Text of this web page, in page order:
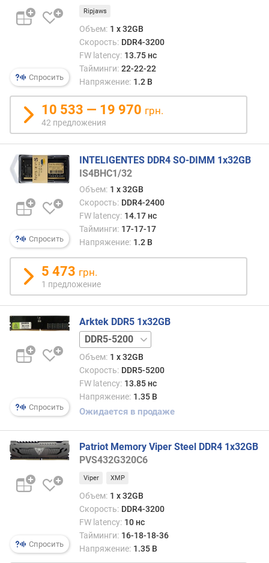
л
о
и
б
ъ
е
м
а
м
т
и
к
о
м
п
л
е
к
т
Б
)
о
б
е
м
я
т
Спросить
CL18
Ripjaws
Объем: 1 x 32GB
Скорость: DDR4-3200
FW latency: 13.75 нс
Тайминги: 22-22-22
Напряжение: 1.2 В
10 533 — 19 970 грн.
42 предложения
Спросить
INTELIGENTES DDR4 SO-DIMM 1x32GB
IS4BHC1/32
Объем: 1 x 32GB
Скорость: DDR4-2400
FW latency: 14.17 нс
Тайминги: 17-17-17
Напряжение: 1.2 В
5 473 грн.
1 предложение
Спросить
Arktek DDR5 1x32GB
DDR5-
4800
Объем: 1 x 32GB
Скорость: DDR5-5200
FW latency: 13.85 нс
Напряжение: 1.35 В
Ожидается в продаже
Спросить
Patriot Memory Viper Steel DDR4 1x32GB
PVS432G320C6
Viper XMP
Объем: 1 x 32GB
Скорость: DDR4-3200
FW latency: 10 нс
Тайминги: 16-18-18-36
Напряжение: 1.35 В